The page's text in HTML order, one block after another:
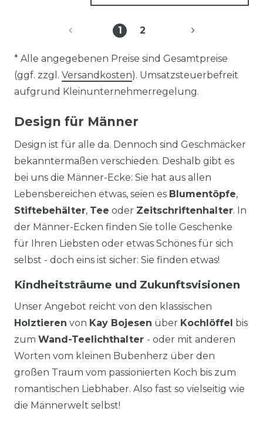
1 2
* Alle angegebenen Preise sind Gesamtpreise
(ggf. zzgl. Versandkosten). Umsatzsteuerbefreit
aufgrund Kleinunternehmerregelung.
Design für Männer
Design ist für alle da. Dennoch sind Geschmäcker
bekanntermaßen verschieden. Deshalb gibt es
bei uns die Männer-Ecke: Sie hat aus allen
Lebensbereichen etwas, seien es Blumentöpfe,
Stiftebehälter, Tee oder Zeitschriftenhalter. In
der Männer-Ecken finden Sie tolle Geschenke
für Ihren Liebsten oder etwas Schönes für sich
selbst - doch eins ist sicher: Sie finden etwas!
Kindheitsträume und Zukunftsvisionen
Unser Angebot reicht von den klassischen
Holztieren von Kay Bojesen über Kochlöffel bis
zum Wand-Teelichthalter - oder mit anderen
Worten vom kleinen Bubenherz über den
großen Traum vom passionierten Koch bis zum
romantischen Liebhaber. Also fast so vielseitig wie
die Männerwelt selbst!